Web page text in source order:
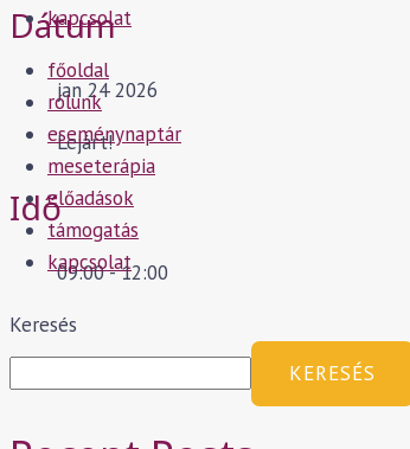
kapcsolat
főoldal
rólunk
eseménynaptár
meseterápia
előadások
támogatás
kapcsolat
Dátum
jan 24 2026
Lejárt!
Idő
09:00 - 12:00
Keresés
KERESÉS